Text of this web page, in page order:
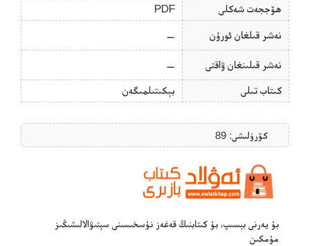
ھۆججەت شەكلى
PDF
نەشر قىلغان ئورۇن —
نەشر قىلىنغان ۋاقتى —
كىتاب تىلى بېكىتىلمىگەن
كۆرۈلىشى: 89
بۇ يەرنى بېسىپ، بۇ كىتابنىڭ قەغەز نۇسخىسىنى سېتىۋالالىشىڭىز
مۇمكىن